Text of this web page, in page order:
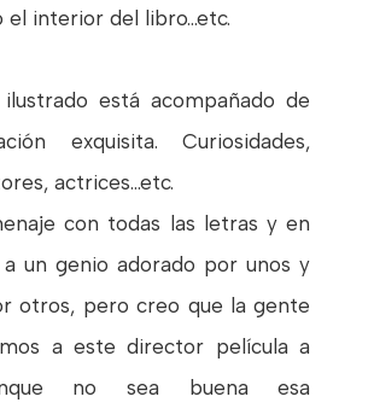
el interior del libro...etc.
está acompañado de
exquisita. Curiosidades,
actrices...etc.
con todas las letras y en
a un genio adorado por unos y
otros, pero creo que la gente
a este director película a
no sea buena esa